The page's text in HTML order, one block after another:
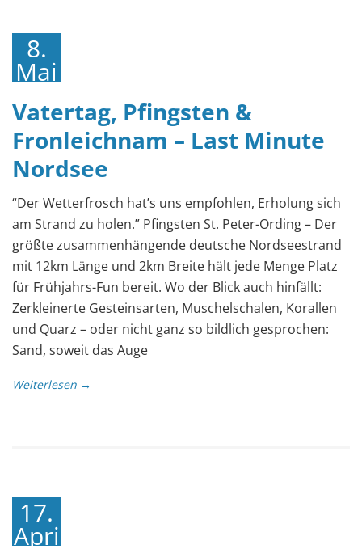
8.
Mai
Vatertag, Pfingsten &
Fronleichnam – Last Minute
Nordsee
“Der Wetterfrosch hat’s uns empfohlen, Erholung sich
am Strand zu holen.” Pfingsten St. Peter-Ording – Der
größte zusammenhängende deutsche Nordseestrand
mit 12km Länge und 2km Breite hält jede Menge Platz
für Frühjahrs-Fun bereit. Wo der Blick auch hinfällt:
Zerkleinerte Gesteinsarten, Muschelschalen, Korallen
und Quarz – oder nicht ganz so bildlich gesprochen:
Sand, soweit das Auge
Weiterlesen →
17.
April